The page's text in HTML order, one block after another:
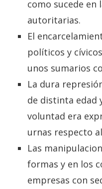
como sucede en
autoritarias.
El
políticos y
unos sumarios
La dura
de distinta edad
voluntad era
urnas respecto
Las
formas y en los
empresas con